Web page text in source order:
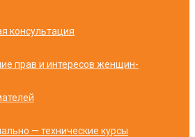
консультация
прав и интересов женщин-
— технические курсы